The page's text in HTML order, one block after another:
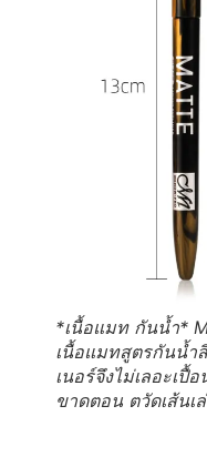
*เนื้อแมท กันน้ำ*
เนื้อแมทสูตรกันน้ำ
เนอร์จึงไม่เลอะเ
ขาดตอน ตวัดเส้นเ